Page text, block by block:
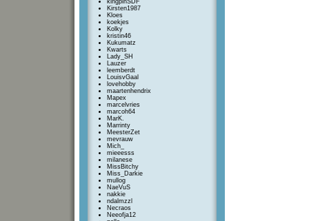
kingpinSDF
Kirsten1987
Kloes
koekjes
Kolky
kristin46
Kukumatz
Kwarts
Lady_SH
Lauzer
leemberdt
LouisvGaal
lovehobby
maartenhendrix
Mapex
marcelvries
marcoh64
MarK.
Marrinty
MeesterZet
mevrauw
Mich_
mieeesss
milanese
MissBitchy
Miss_Darkie
mullog
NaeVuS
nakkie
ndalmzzl
Necraos
Neeofja12